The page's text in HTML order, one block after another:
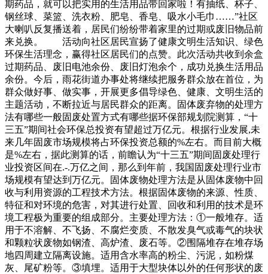
期药品，就可以把实用的生活用品带回家啦！有抽纸、杯子、
钢丝球、菜篮、洗衣粉、肥皂、香皂、吸水小毛巾……”社区
大喇叭反复播送着，居民们纷纷带着家里的过期或废旧物品前
来兑换。 活动向社区居民宣扬了健康文明生活知识、绿色
环保生活理念，赢得社区居民们的点赞。此次活动共收到余盒
过期药品、废旧电池余份、废旧灯泡余个，成功兑换生活用品
余份。今后，雨花街道办事处将继续把服务群众放在首位，为
群众做好事、做实事，开展更多倡导绿色、健康、文明生活的
主题活动，不断拉近与居民群众的距离。固体废弃物的处理方
法有哪些一般固废处置方式有哪些据环保部规划院测算，“十
三五”期间社会环保总投资有望超过万亿元。根据行业发展,未
来几年固废市场规模将占环保投资总额的%左右。而目前大概
是%左右，据此测算的话，前瞻认为“十三五”期间固废处理行
业投资区间在.-.万亿之间，那么到年前，我国固废处理行业市
场规模有望达到万亿元。固体废物处理方法是从固体废物中回
收与利用资源的工程技术方法。根据固体废物的来源、性质、
特征和对环境的危害，对其进行处置、回收和利用的技术是环
境工程极为重要的组成部分。主要处理方法：①一般堆存。适
用于不溶解、不飞扬、不腐烂变质、不散发臭气或毒气的块状
和颗粒状废物如钢渣、高炉渣、废石等。②围隔堆存在堆存场
地四周建立隔离设施。适用含水率高的粉尘、污泥，如粉煤
灰、尾矿粉等。③填埋。适用于大型块体以外的任何形状的废